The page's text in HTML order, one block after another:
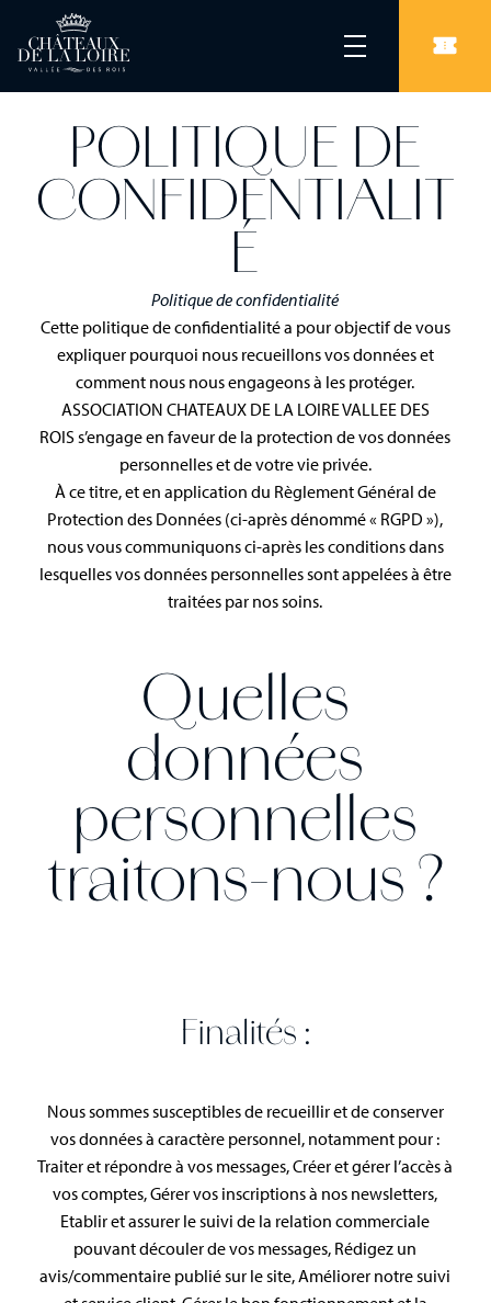
POLITIQUE DE
CONFIDENTIALIT
É
Politique de confidentialité
Cette politique de confidentialité a pour objectif de vous
expliquer pourquoi nous recueillons vos données et
comment nous nous engageons à les protéger.
ASSOCIATION CHATEAUX DE LA LOIRE VALLEE DES
ROIS s’engage en faveur de la protection de vos données
personnelles et de votre vie privée.
À ce titre, et en application du Règlement Général de
Protection des Données (ci-après dénommé « RGPD »),
nous vous communiquons ci-après les conditions dans
lesquelles vos données personnelles sont appelées à être
traitées par nos soins.
Quelles
données
personnelles
traitons-nous ?
Finalités :
Nous sommes susceptibles de recueillir et de conserver
vos données à caractère personnel, notamment pour :
Traiter et répondre à vos messages, Créer et gérer l’accès à
vos comptes, Gérer vos inscriptions à nos newsletters,
Etablir et assurer le suivi de la relation commerciale
pouvant découler de vos messages, Rédigez un
avis/commentaire publié sur le site, Améliorer notre suivi